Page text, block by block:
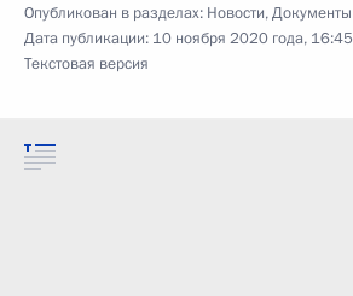
Опубликован в разделах: Новости,Документы
Дата публикации: 10 ноября 2020 года, 16:45
Текстовая версия